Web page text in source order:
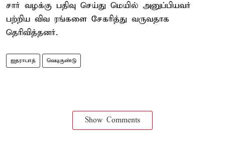
சார் வழக்கு பதிவு செய்து மெயில் அனுப்பியவர்
பற்றிய விவ ரங்களை சேகரித்து வருவதாக
தெரிவித்தனர்.
ஐதராபாத் வெடிகுண்டு
Show Comments